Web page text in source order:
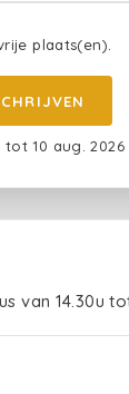
plaats(en).
10 aug. 2026
van 14.30u